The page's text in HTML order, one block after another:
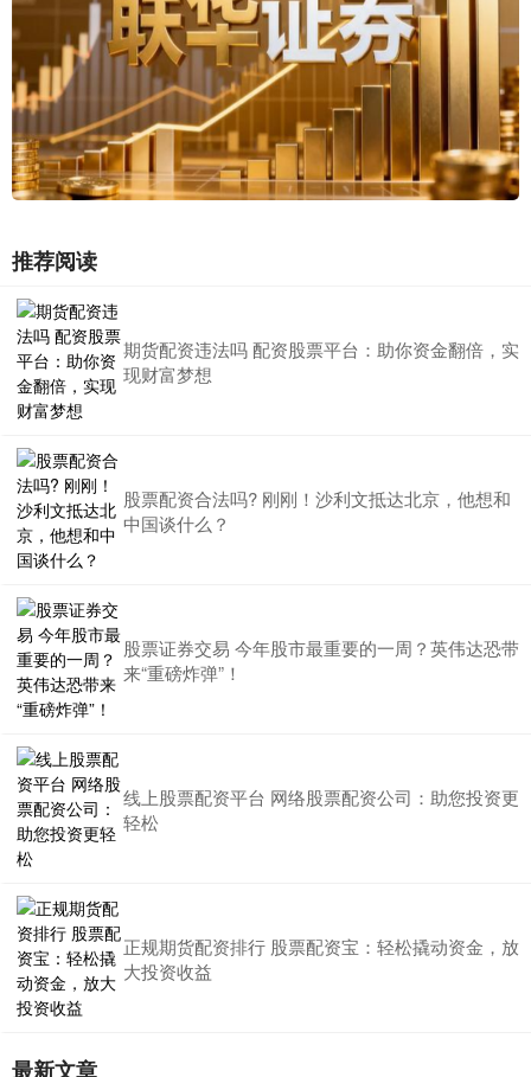
推荐阅读
期货配资违法吗 配资股票平台：助你资金翻倍，实
现财富梦想
股票配资合法吗? 刚刚！沙利文抵达北京，他想和
中国谈什么？
股票证券交易 今年股市最重要的一周？英伟达恐带
来“重磅炸弹”！
线上股票配资平台 网络股票配资公司：助您投资更
轻松
正规期货配资排行 股票配资宝：轻松撬动资金，放
大投资收益
最新文章